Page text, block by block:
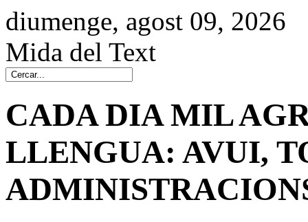
diumenge, agost 09, 2026
Mida del Text
CADA DIA MIL
LLENGUA: AVUI,